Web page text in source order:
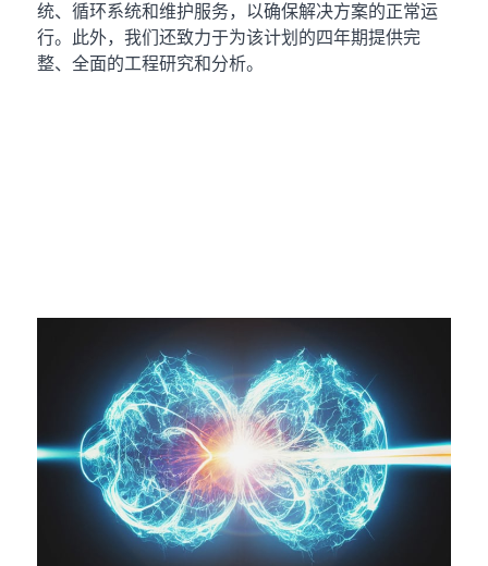
统、循环系统和维护服务，以确保解决方案的正常运
行。此外，我们还致力于为该计划的四年期提供完
整、全面的工程研究和分析。